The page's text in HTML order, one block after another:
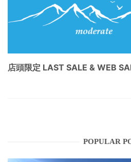
店頭限定 LAST SALE & WEB
POPULAR